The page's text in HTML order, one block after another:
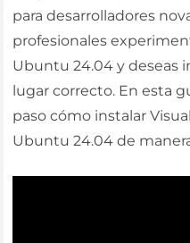
para desarrolladores
profesionales
Ubuntu 24.04 y deseas
lugar correcto. En esta
paso cómo instalar
Ubuntu 24.04 de